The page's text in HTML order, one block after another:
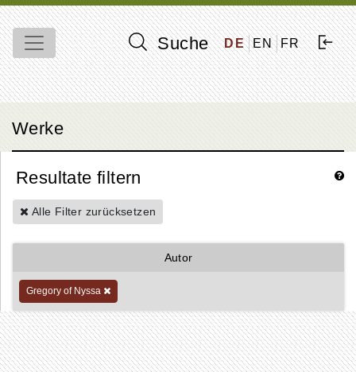
Suche DE EN FR
Werke
Resultate filtern
Alle Filter zurücksetzen
Autor
Gregory of Nyssa